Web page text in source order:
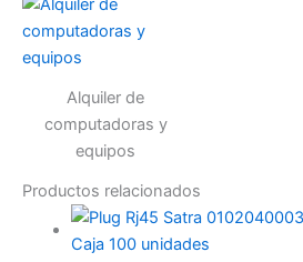
Alquiler de
computadoras y
equipos
Productos relacionados